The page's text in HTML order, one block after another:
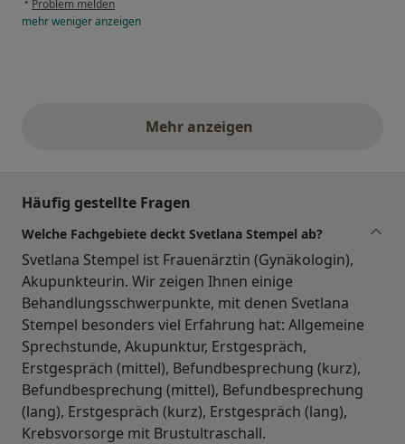
Problem melden
mehrwenigeranzeigen
Mehr anzeigenobige Stellungnahmen
Häufig gestellte Fragen
Welche Fachgebiete deckt Svetlana Stempel ab?
Svetlana Stempel ist Frauenärztin (Gynäkologin),
Akupunkteurin. Wir zeigen Ihnen einige
Behandlungsschwerpunkte, mit denen Svetlana
Stempel besonders viel Erfahrung hat: Allgemeine
Sprechstunde, Akupunktur, Erstgespräch,
Erstgespräch (mittel), Befundbesprechung (kurz),
Befundbesprechung (mittel), Befundbesprechung
(lang), Erstgespräch (kurz), Erstgespräch (lang),
Krebsvorsorge mit Brustultraschall.